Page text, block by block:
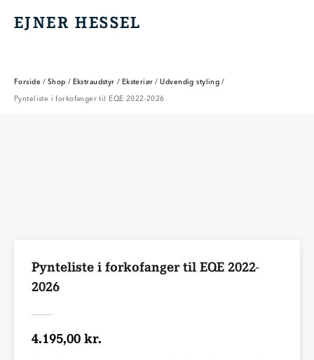
EJNER HESSEL
EJNER HESSEL
Forside / Shop / Ekstraudstyr / Eksteriør / Udvendig styling /
Pynteliste i forkofanger til EQE 2022-2026
Pynteliste i forkofanger til EQE 2022-
2026
4.195,00 kr.